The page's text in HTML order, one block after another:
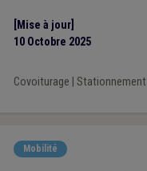
[Mise à jour]
10 Octobre 2025
Covoiturage Stationnement|
Mobilité